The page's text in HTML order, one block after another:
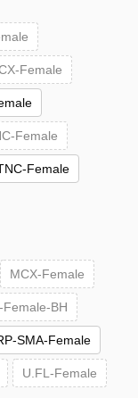
Female
Female
Female
MCX-Female
Female-BH
SMA-Female
U.FL-Female